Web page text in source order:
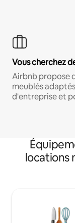
Vous cherchez
Airbnb propose
meublés
d'entreprise et
locations